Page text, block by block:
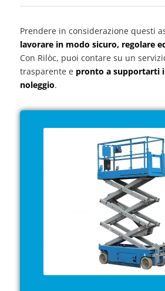
Prendere in considerazione questi
lavorare in modo sicuro, regolare
Con Rilòc, puoi contare su un
trasparente e pronto a supportarti
noleggio.